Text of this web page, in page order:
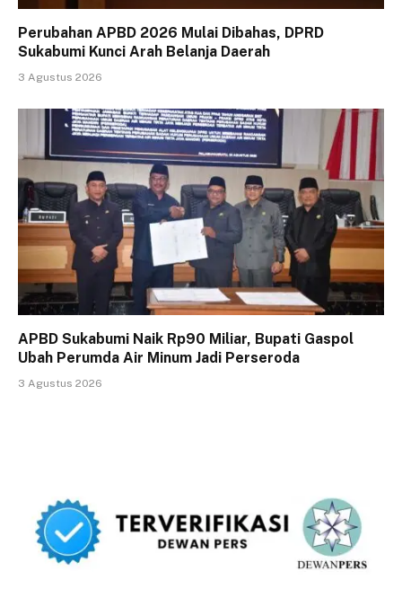
Perubahan APBD 2026 Mulai Dibahas, DPRD
Sukabumi Kunci Arah Belanja Daerah
3 Agustus 2026
APBD Sukabumi Naik Rp90 Miliar, Bupati Gaspol
Ubah Perumda Air Minum Jadi Perseroda
3 Agustus 2026